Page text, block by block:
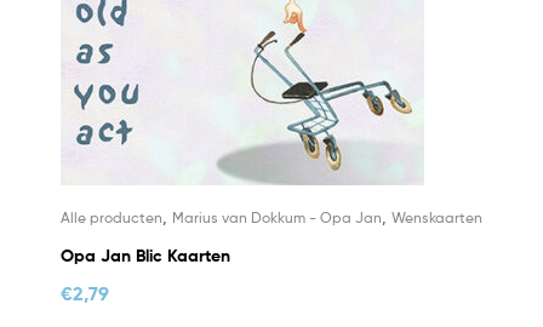
Alle producten Marius van Dokkum - Opa Jan Wenskaarten
Opa Jan Blic Kaarten
€2,79